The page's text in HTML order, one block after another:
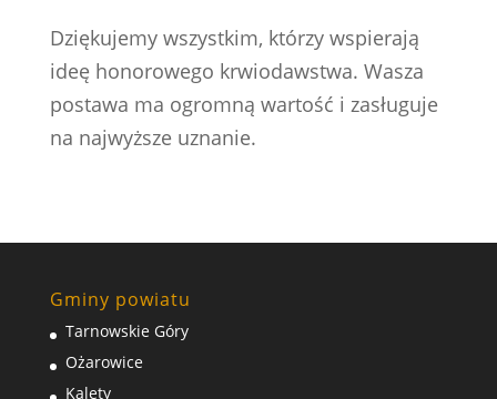
Dziękujemy wszystkim, którzy wspierają
ideę honorowego krwiodawstwa. Wasza
postawa ma ogromną wartość i zasługuje
na najwyższe uznanie.
Gminy powiatu
Tarnowskie Góry
Ożarowice
Kalety